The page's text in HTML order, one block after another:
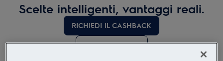
Scelte intelligenti, vantaggi reali.
RICHIEDI IL CASHBACK
Scopri i prodotti